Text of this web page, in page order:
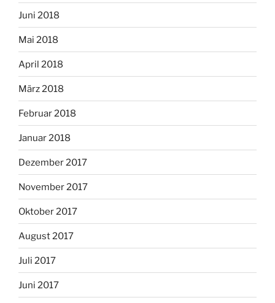
Juni 2018
Mai 2018
April 2018
März 2018
Februar 2018
Januar 2018
Dezember 2017
November 2017
Oktober 2017
August 2017
Juli 2017
Juni 2017